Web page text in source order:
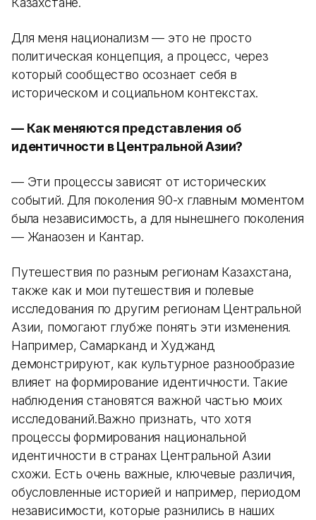
Для меня национализм — это не просто
политическая концепция, а процесс, через
который сообщество осознает себя в
историческом и социальном контекстах.
— Как меняются представления об
идентичности в Центральной Азии?
— Эти процессы зависят от исторических
событий. Для поколения 90-х главным моментом
была независимость, а для нынешнего поколения
— Жанаозен и Кантар.
Путешествия по разным регионам Казахстана,
также как и мои путешествия и полевые
исследования по другим регионам Центральной
Азии, помогают глубже понять эти изменения.
Например, Самарканд и Худжанд
демонстрируют, как культурное разнообразие
влияет на формирование идентичности. Такие
наблюдения становятся важной частью моих
исследований.Важно признать, что хотя
процессы формирования национальной
идентичности в странах Центральной Азии
схожи. Есть очень важные, ключевые различия,
обусловленные историей и например, периодом
независимости, которые разнились в наших